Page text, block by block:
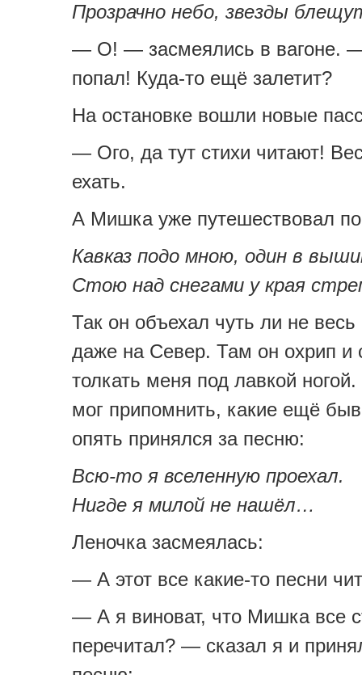
Прозрачно небо, звезды
— О! — засмеялись в вагоне.
попал! Куда-то ещё залетит?
На остановке вошли новые
— Ого, да тут стихи читают!
ехать.
А Мишка уже путешествовал по
Кавказ подо мною, один в
Стою над снегами у края
Так он объехал чуть ли не весь
даже на Север. Там он охрип и
толкать меня под лавкой
мог припомнить, какие ещё
опять принялся за песню:
Всю-то я вселенную проехал.
Нигде я милой не нашёл…
Леночка засмеялась:
— А этот все какие-то песни
— А я виноват, что Мишка все
перечитал? — сказал я и